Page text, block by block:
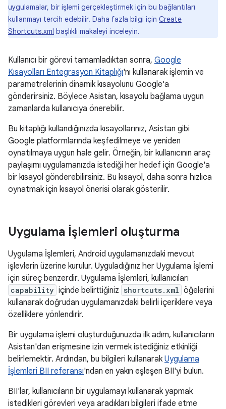
uygulamalar, bir işlemi gerçekleştirmek için bu bağlantıları
kullanmayı tercih edebilir. Daha fazla bilgi için Create
Shortcuts.xml başlıklı makaleyi inceleyin.
Kullanıcı bir görevi tamamladıktan sonra, Google
Kısayolları Entegrasyon Kitaplığı'nı kullanarak işlemin ve
parametrelerinin dinamik kısayolunu Google'a
gönderirsiniz. Böylece Asistan, kısayolu bağlama uygun
zamanlarda kullanıcıya önerebilir.
Bu kitaplığı kullandığınızda kısayollarınız, Asistan gibi
Google platformlarında keşfedilmeye ve yeniden
oynatılmaya uygun hale gelir. Örneğin, bir kullanıcının araç
paylaşımı uygulamanızda istediği her hedef için Google'a
bir kısayol gönderebilirsiniz. Bu kısayol, daha sonra hızlıca
oynatmak için kısayol önerisi olarak gösterilir.
Uygulama İşlemleri oluşturma
Uygulama İşlemleri, Android uygulamanızdaki mevcut
işlevlerin üzerine kurulur. Uyguladığınız her Uygulama İşlemi
için süreç benzerdir. Uygulama İşlemleri, kullanıcıları
capability içinde belirttiğiniz shortcuts.xml öğelerini
kullanarak doğrudan uygulamanızdaki belirli içeriklere veya
özelliklere yönlendirir.
Bir uygulama işlemi oluşturduğunuzda ilk adım, kullanıcıların
Asistan'dan erişmesine izin vermek istediğiniz etkinliği
belirlemektir. Ardından, bu bilgileri kullanarak Uygulama
İşlemleri BII referansı'ndan en yakın eşleşen BII'yi bulun.
BII'lar, kullanıcıların bir uygulamayı kullanarak yapmak
istedikleri görevleri veya aradıkları bilgileri ifade etme